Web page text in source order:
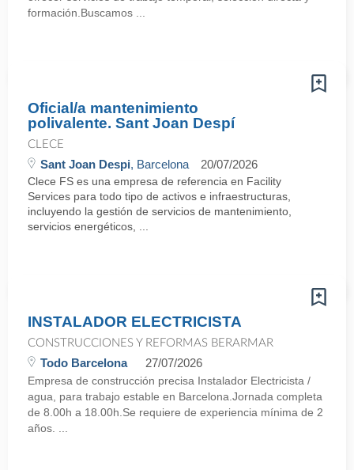
formación.Buscamos ...
Oficial/a mantenimiento
polivalente. Sant Joan Despí
CLECE
Sant Joan Despi, Barcelona 20/07/2026
Clece FS es una empresa de referencia en Facility
Services para todo tipo de activos e infraestructuras,
incluyendo la gestión de servicios de mantenimiento,
servicios energéticos, ...
INSTALADOR ELECTRICISTA
CONSTRUCCIONES Y REFORMAS BERARMAR
Todo Barcelona 27/07/2026
Empresa de construcción precisa Instalador Electricista /
agua, para trabajo estable en Barcelona.Jornada completa
de 8.00h a 18.00h.Se requiere de experiencia mínima de 2
años. ...